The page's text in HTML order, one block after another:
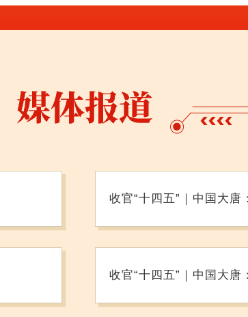
收官“十四五”｜中国大
收官“十四五”｜中国大